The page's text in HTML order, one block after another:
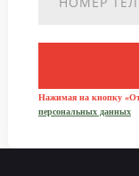
Нажимая на кнопку
персональных данных